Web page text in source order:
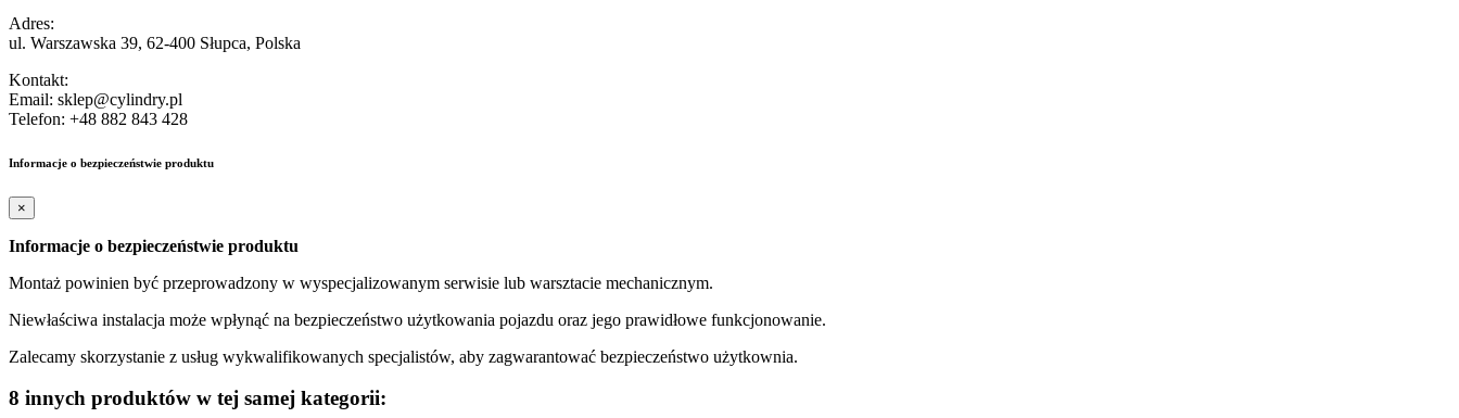
Adres:
ul. Warszawska 39, 62-400 Słupca, Polska
Kontakt:
Email: sklep@cylindry.pl
Telefon: +48 882 843 428
Informacje o bezpieczeństwie produktu
×
Informacje o bezpieczeństwie produktu
Montaż powinien być przeprowadzony w wyspecjalizowanym serwisie lub warsztacie mechanicznym.
Niewłaściwa instalacja może wpłynąć na bezpieczeństwo użytkowania pojazdu oraz jego prawidłowe funkcjonowanie.
Zalecamy skorzystanie z usług wykwalifikowanych specjalistów, aby zagwarantować bezpieczeństwo użytkownia.
8 innych produktów w tej samej kategorii: